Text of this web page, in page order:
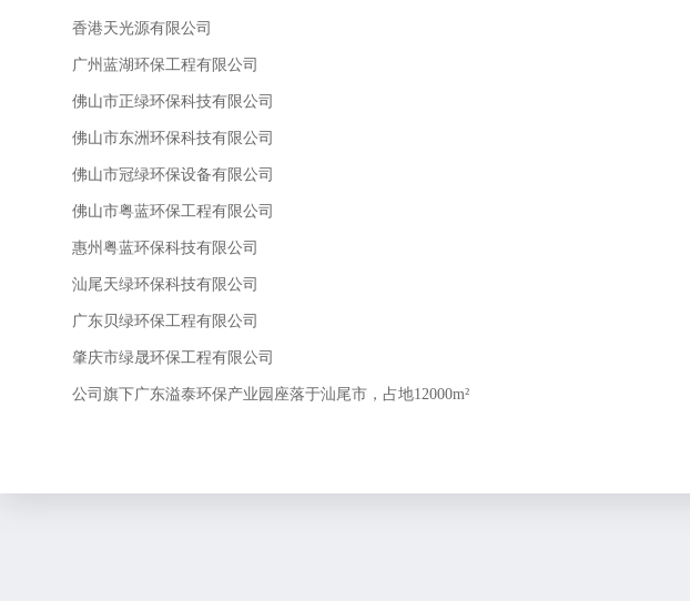
香港天光源有限公司
广州蓝湖环保工程有限公司
佛山市正绿环保科技有限公司
佛山市东洲环保科技有限公司
佛山市冠绿环保设备有限公司
佛山市粤蓝环保工程有限公司
惠州粤蓝环保科技有限公司
汕尾天绿环保科技有限公司
广东贝绿环保工程有限公司
肇庆市绿晟环保工程有限公司
公司旗下广东溢泰环保产业园座落于汕尾市，占地12000m²